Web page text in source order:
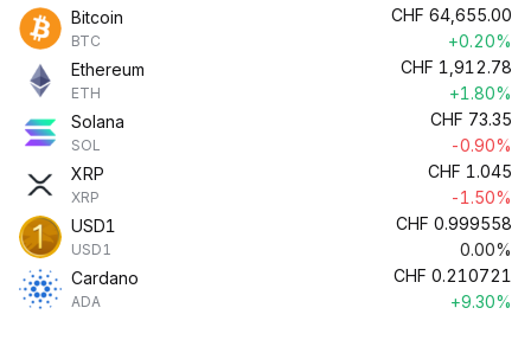
Bitcoin
BTC
CHF 64,655.00
+0.20%
Ethereum
ETH
CHF 1,912.78
+1.80%
Solana
SOL
CHF 73.35
-0.90%
XRP
XRP
CHF 1.045
-1.50%
USD1
USD1
CHF 0.999558
0.00%
Cardano
ADA
CHF 0.210721
+9.30%